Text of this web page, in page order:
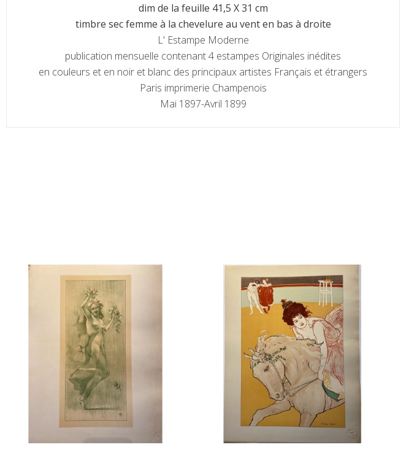
dim de la feuille 41,5 X 31 cm
timbre sec femme à la chevelure au vent en bas à droite
L' Estampe Moderne
publication mensuelle contenant 4 estampes Originales inédites
en couleurs et en noir et blanc des principaux artistes Français et étrangers
Paris imprimerie Champenois
Mai 1897-Avril 1899